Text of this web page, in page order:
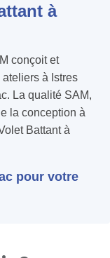
à
conçoit et
à Istres
La qualité SAM,
la conception à
Battant à
pour votre